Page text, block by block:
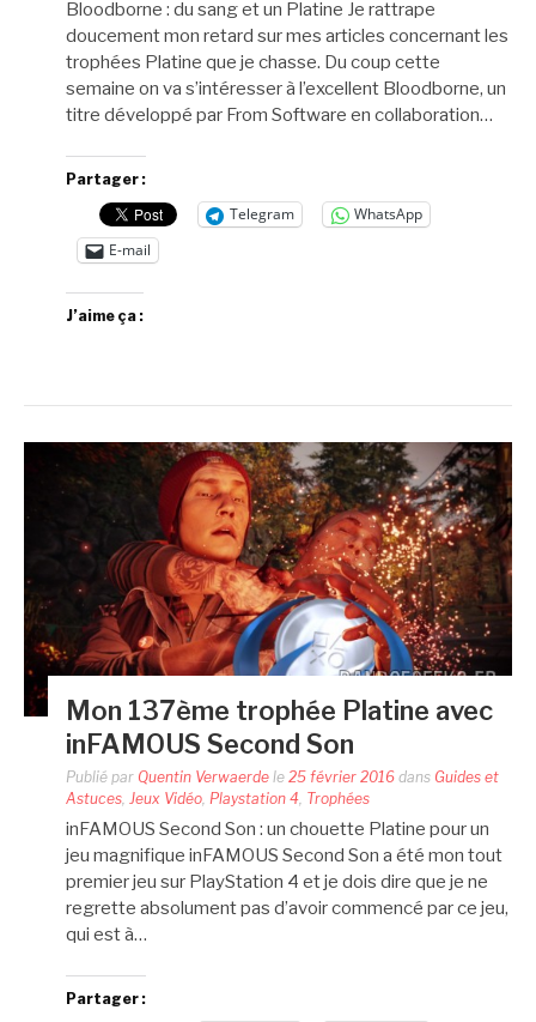
Bloodborne : du sang et un Platine Je rattrape
doucement mon retard sur mes articles concernant les
trophées Platine que je chasse. Du coup cette
semaine on va s’intéresser à l’excellent Bloodborne, un
titre développé par From Software en collaboration…
Partager :
Telegram
WhatsApp
E-mail
J’aime ça :
Mon 137ème trophée Platine avec
inFAMOUS Second Son
Publié par Quentin Verwaerde le 25 février 2016 dans Guides et
Astuces, Jeux Vidéo, Playstation 4, Trophées
inFAMOUS Second Son : un chouette Platine pour un
jeu magnifique inFAMOUS Second Son a été mon tout
premier jeu sur PlayStation 4 et je dois dire que je ne
regrette absolument pas d’avoir commencé par ce jeu,
qui est à…
Partager :